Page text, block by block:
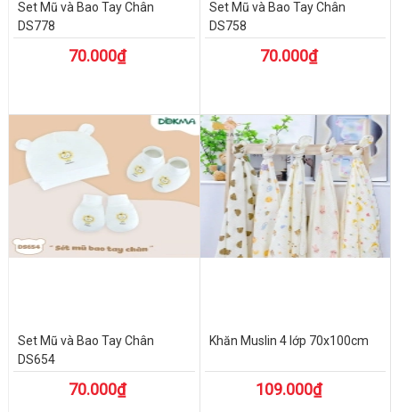
Set Mũ và Bao Tay Chân
DS778
70.000₫
Set Mũ và Bao Tay Chân
DS758
70.000₫
Set Mũ và Bao Tay Chân
DS654
70.000₫
Khăn Muslin 4 lớp 70x100cm
109.000₫